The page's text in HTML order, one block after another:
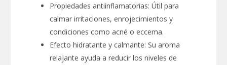
Propiedades antiinflamatorias: Útil para
calmar irritaciones, enrojecimientos y
condiciones como acné o eccema.
Efecto hidratante y calmante: Su aroma
relajante ayuda a reducir los niveles de